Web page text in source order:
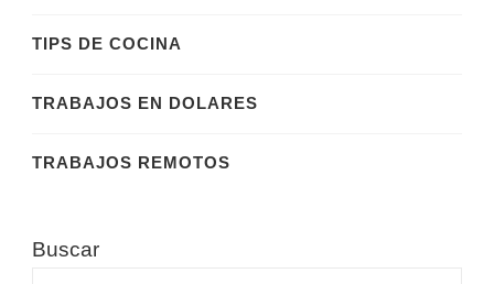
TIPS DE COCINA
TRABAJOS EN DOLARES
TRABAJOS REMOTOS
Buscar